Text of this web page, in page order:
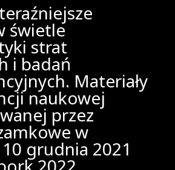
świetle
strat
i badań
Materiały
naukowej
przez
w
grudnia 2021